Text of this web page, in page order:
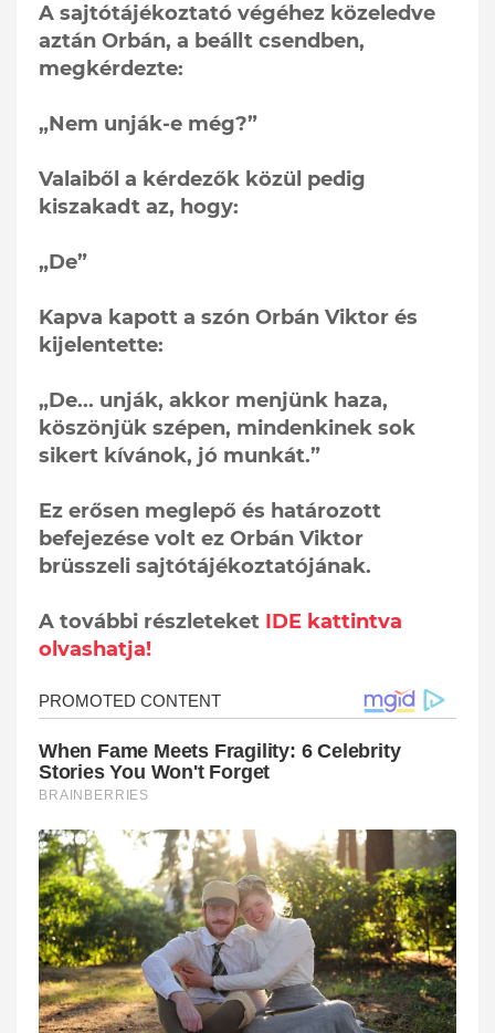
A sajtótájékoztató végéhez közeledve
aztán Orbán, a beállt csendben,
megkérdezte:
„Nem unják-e még?”
Valaiből a kérdezők közül pedig
kiszakadt az, hogy:
„De”
Kapva kapott a szón Orbán Viktor és
kijelentette:
„De... unják, akkor menjünk haza,
köszönjük szépen, mindenkinek sok
sikert kívánok, jó munkát.”
Ez erősen meglepő és határozott
befejezése volt ez Orbán Viktor
brüsszeli sajtótájékoztatójának.
A további részleteket IDE kattintva
olvashatja!